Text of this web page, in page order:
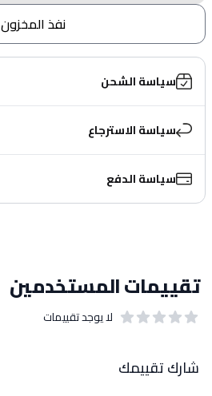
نفذ المخزون
سياسة الشحن
سياسة الاسترجاع
سياسة الدفع
تقييمات المستخدمين
لا يوجد تقييمات
شارك تقييمك